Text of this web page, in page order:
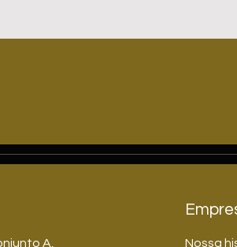
A, Nossa